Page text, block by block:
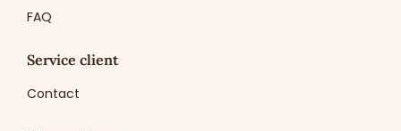
FAQ
Service client
Contact